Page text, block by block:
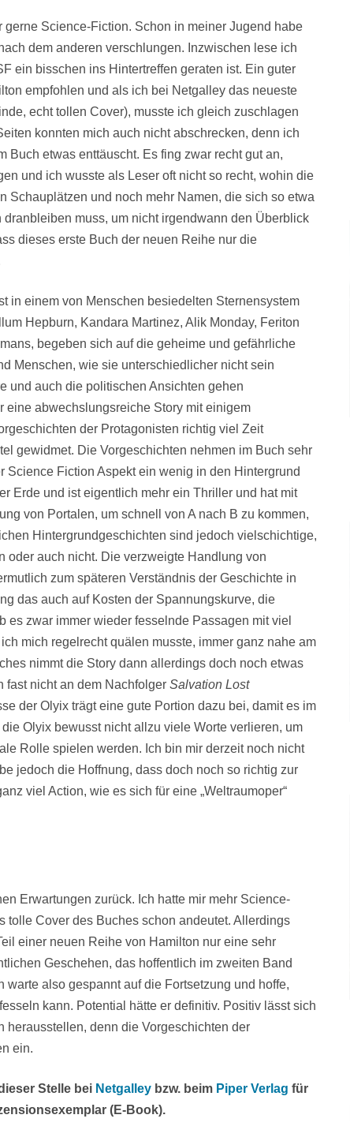
Science-Fiction. Schon in meiner Jugend habe
dem anderen verschlungen. Inzwischen lese ich
ein bisschen ins Hintertreffen geraten ist. Ein guter
empfohlen und als ich bei Netgalley das neueste
echt tollen Cover), musste ich gleich zuschlagen
konnten mich auch nicht abschrecken, denn ich
Buch etwas enttäuscht. Es fing zwar recht gut an,
und ich wusste als Leser oft nicht so recht, wohin die
und noch mehr Namen, die sich so etwa
muss, um nicht irgendwann den Überblick
dieses erste Buch der neuen Reihe nur die
in einem von Menschen besiedelten Sternensystem
Hepburn, Kandara Martinez, Alik Monday, Feriton
begeben sich auf die geheime und gefährliche
Menschen, wie sie unterschiedlicher nicht sein
und auch die politischen Ansichten gehen
eine abwechslungsreiche Story mit einigem
der Protagonisten richtig viel Zeit
gewidmet. Die Vorgeschichten nehmen im Buch sehr
Fiction Aspekt ein wenig in den Hintergrund
Erde und ist eigentlich mehr ein Thriller und hat mit
von Portalen, um schnell von A nach B zu kommen,
Hintergrundgeschichten sind jedoch vielschichtige,
oder auch nicht. Die verzweigte Handlung von
zum späteren Verständnis der Geschichte in
das auch auf Kosten der Spannungskurve, die
zwar immer wieder fesselnde Passagen mit viel
mich regelrecht quälen musste, immer ganz nahe am
nimmt die Story dann allerdings doch noch etwas
fast nicht an dem NachfolgerSalvation Lost
der Olyix trägt eine gute Portion dazu bei, damit es im
Olyix bewusst nicht allzu viele Worte verlieren, um
Rolle spielen werden. Ich bin mir derzeit noch nicht
jedoch die Hoffnung, dass doch noch so richtig zur
viel Action, wie es sich für eine „Weltraumoper“
Erwartungen zurück. Ich hatte mir mehr Science-
tolle Cover des Buches schon andeutet. Allerdings
einer neuen Reihe von Hamilton nur eine sehr
Geschehen, das hoffentlich im zweiten Band
warte also gespannt auf die Fortsetzung und hoffe,
kann. Potential hätte er definitiv. Positiv lässt sich
herausstellen, denn die Vorgeschichten der
ein.
Stelle bei Netgalley bzw. beim Piper Verlag für
(E-Book).